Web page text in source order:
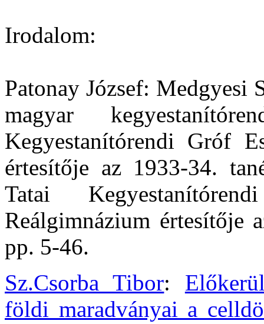
Irodalom:
Patonay József: Medgyesi
magyar
Kegyestanítórendi Gróf
értesítője az 1933-34.
Tatai
Reálgimnázium értesítője
pp. 5-46.
Sz.Csorba Tibor:
földi maradványai a